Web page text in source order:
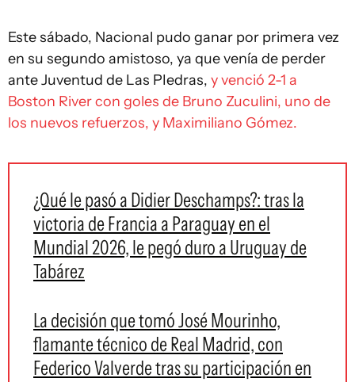
Este sábado, Nacional pudo ganar por primera vez
en su segundo amistoso, ya que venía de perder
ante Juventud de Las PIedras, y venció 2-1 a
Boston River con goles de Bruno Zuculini, uno de
los nuevos refuerzos, y Maximiliano Gómez.
¿Qué le pasó a Didier Deschamps?: tras la
victoria de Francia a Paraguay en el
Mundial 2026, le pegó duro a Uruguay de
Tabárez
La decisión que tomó José Mourinho,
flamante técnico de Real Madrid, con
Federico Valverde tras su participación en